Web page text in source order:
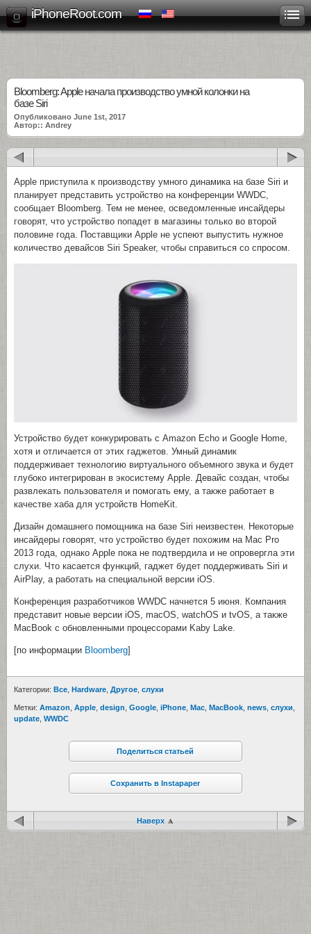
iPhoneRoot.com
Bloomberg: Apple начала производство умной колонки на
базе Siri
Опубликовано June 1st, 2017
Автор:: Andrey
Apple приступила к производству умного динамика на базе Siri и
планирует представить устройство на конференции WWDC,
сообщает Bloomberg. Тем не менее, осведомленные инсайдеры
говорят, что устройство попадет в магазины только во второй
половине года. Поставщики Apple не успеют выпустить нужное
количество девайсов Siri Speaker, чтобы справиться со спросом.
Устройство будет конкурировать с Amazon Echo и Google Home,
хотя и отличается от этих гаджетов. Умный динамик
поддерживает технологию виртуального объемного звука и будет
глубоко интегрирован в экосистему Apple. Девайс создан, чтобы
развлекать пользователя и помогать ему, а также работает в
качестве хаба для устройств HomeKit.
Дизайн домашнего помощника на базе Siri неизвестен. Некоторые
инсайдеры говорят, что устройство будет похожим на Mac Pro
2013 года, однако Apple пока не подтвердила и не опровергла эти
слухи. Что касается функций, гаджет будет поддерживать Siri и
AirPlay, а работать на специальной версии iOS.
Конференция разработчиков WWDC начнется 5 июня. Компания
представит новые версии iOS, macOS, watchOS и tvOS, а также
MacBook с обновленными процессорами Kaby Lake.
[по информации Bloomberg]
Категории: Все Hardware Другое cлухи
Метки: Amazon Apple design Google iPhone Mac MacBook news cлухи
update WWDC
Поделиться статьей
Сохранить в Instapaper
Наверх